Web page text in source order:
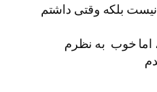
نیست بلکه وقتی داشتم
از ۱۰۰ سئوال نیز میتونستیم مطرح کنم ، اما خوب به نظرم